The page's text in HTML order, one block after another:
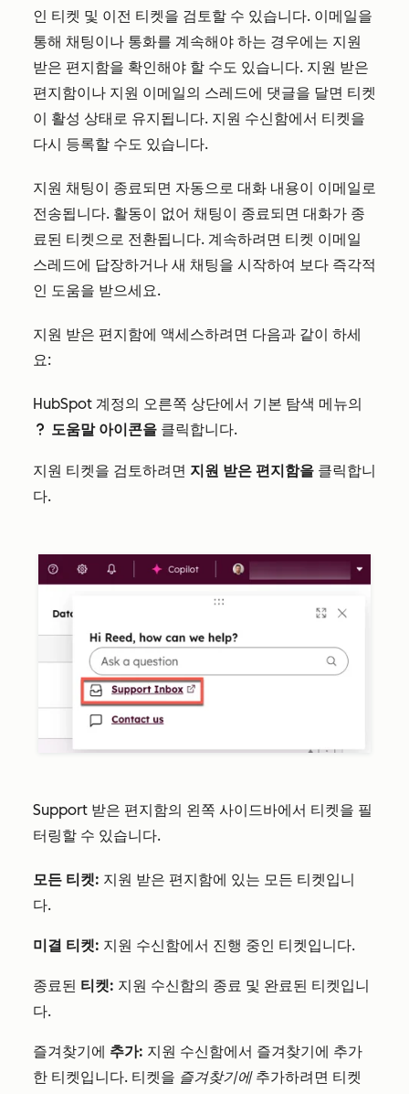
인 티켓 및 이전 티켓을 검토할 수 있습니다. 이메일을
통해 채팅이나 통화를 계속해야 하는 경우에는 지원
받은 편지함을 확인해야 할 수도 있습니다. 지원 받은
편지함이나 지원 이메일의 스레드에 댓글을 달면 티켓
이 활성 상태로 유지됩니다. 지원 수신함에서 티켓을
다시 등록할 수도 있습니다.
지원 채팅이 종료되면 자동으로 대화 내용이 이메일로
전송됩니다. 활동이 없어 채팅이 종료되면 대화가 종
료된 티켓으로 전환됩니다. 계속하려면 티켓 이메일
스레드에 답장하거나 새 채팅을 시작하여 보다 즉각적
인 도움을 받으세요.
지원 받은 편지함에 액세스하려면 다음과 같이 하세
요:
HubSpot 계정의 오른쪽 상단에서 기본 탐색 메뉴의
question 도움말 아이콘을 클릭합니다.
지원 티켓을 검토하려면 지원 받은 편지함을 클릭합니
다.
Support 받은 편지함의 왼쪽 사이드바에서 티켓을 필
터링할 수 있습니다.
모든 티켓: 지원 받은 편지함에 있는 모든 티켓입니
다.
미결 티켓: 지원 수신함에서 진행 중인 티켓입니다.
종료된 티켓: 지원 수신함의 종료 및 완료된 티켓입니
다.
즐겨찾기에 추가: 지원 수신함에서 즐겨찾기에 추가
한 티켓입니다. 티켓을 즐겨찾기에추가하려면 티켓